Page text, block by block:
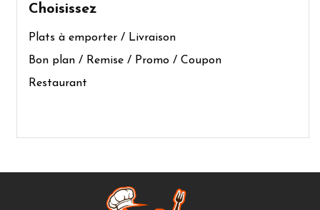
Choisissez
Plats à emporter / Livraison
Bon plan / Remise / Promo / Coupon
Restaurant